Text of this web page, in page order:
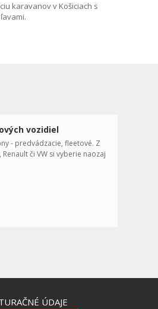
karavanov v Košiciach s
vozidiel
- predvádzacie, fleetové. Z
či VW si vyberie naozaj
ÚDAJE